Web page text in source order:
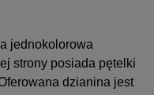
jednokolorowa
strony posiada pętelki
dzianina jest